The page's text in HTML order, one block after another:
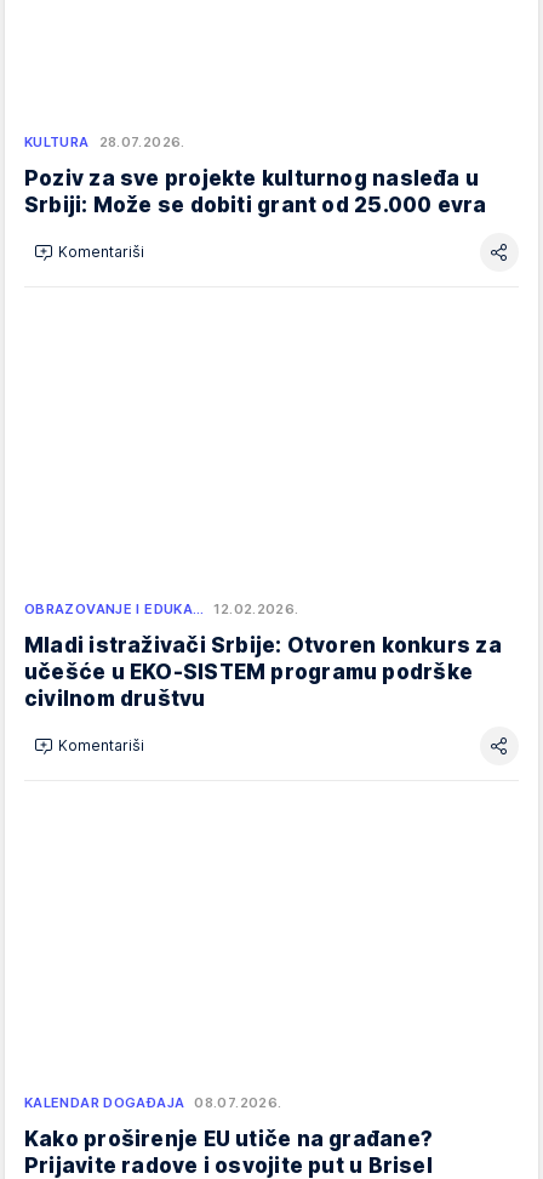
KULTURA 28.07.2026.
Poziv za sve projekte kulturnog nasleđa u
Srbiji: Može se dobiti grant od 25.000 evra
Komentariši
OBRAZOVANJE I EDUKA… 12.02.2026.
Mladi istraživači Srbije: Otvoren konkurs za
učešće u EKO-SISTEM programu podrške
civilnom društvu
Komentariši
KALENDAR DOGAĐAJA 08.07.2026.
Kako proširenje EU utiče na građane?
Prijavite radove i osvojite put u Brisel